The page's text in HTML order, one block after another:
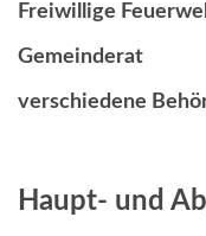
Freiwillige
Gemeinderat
verschiedene
Haupt- und